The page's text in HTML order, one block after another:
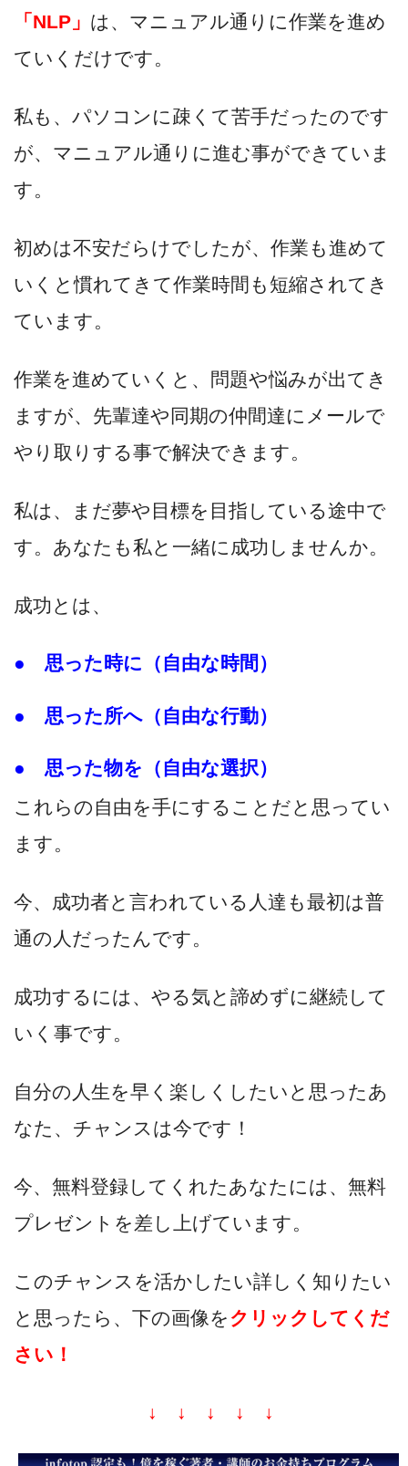
「NLP」 は、マニュアル通りに作業を進め
ていくだけです。
私も、パソコンに疎くて苦手だったのです
が、マニュアル通りに進む事ができていま
す。
初めは不安だらけでしたが、作業も進めて
いくと慣れてきて作業時間も短縮されてき
ています。
作業を進めていくと、問題や悩みが出てき
ますが、先輩達や同期の仲間達にメールで
やり取りする事で解決できます。
私は、まだ夢や目標を目指している途中で
す。あなたも私と一緒に成功しませんか。
成功とは、
● 思った時に（自由な時間）
● 思った所へ（自由な行動）
● 思った物を（自由な選択）
これらの自由を手にすることだと思ってい
ます。
今、成功者と言われている人達も最初は普
通の人だったんです。
成功するには、やる気と諦めずに継続して
いく事です。
自分の人生を早く楽しくしたいと思ったあ
なた、チャンスは今です！
今、無料登録してくれたあなたには、無料
プレゼントを差し上げています。
このチャンスを活かしたい詳しく知りたい
と思ったら、下の画像を クリックしてくだ
さい！
↓ ↓ ↓ ↓ ↓